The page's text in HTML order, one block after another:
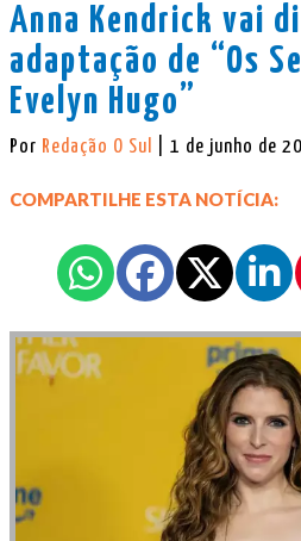
Anna Kendrick vai
adaptação de “Os
Evelyn Hugo”
Por Redação O Sul | 1 de junho de
COMPARTILHE ESTA NOTÍCIA: